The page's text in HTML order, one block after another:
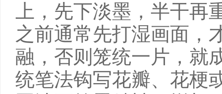
上，先下淡墨，半干
之前通常先打湿画面，
融，否则笼统一片，就
统笔法钩写花瓣、花梗